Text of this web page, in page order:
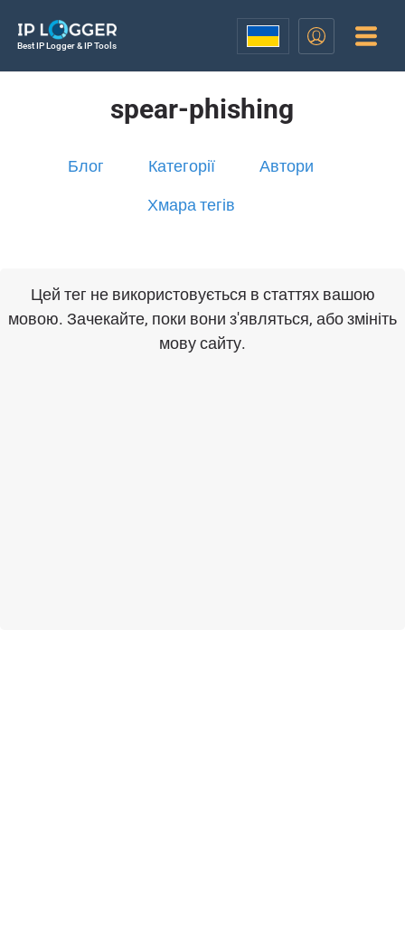
Best IP Logger & IP Tools
spear-phishing
Блог Категорії Автори
Хмара тегів